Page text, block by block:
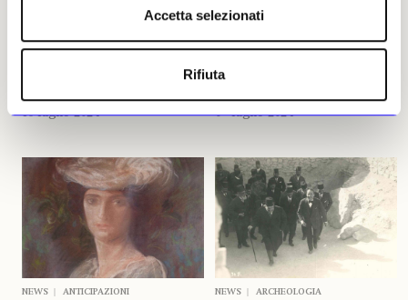
Accetta selezionati
Rifiuta
riprende un dialogo tra i due
artisti avviato nel 2014,
quando la «Venere degli
16 luglio 2024
installazioni immersive del
collettivo che lavora con
l’Intelligenza Artificiale per
espressiva dell’artista»
05 luglio 2024
NEWS ANTICIPAZIONI NEWS ARCHEOLOGIA